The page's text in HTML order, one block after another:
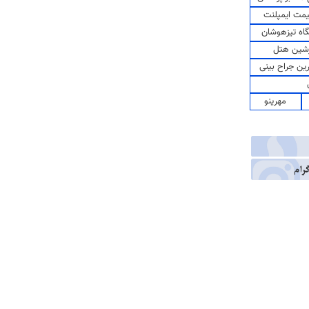
ایمپلنت
تیزهوشان
هتل
جراح بینی
مهرینو